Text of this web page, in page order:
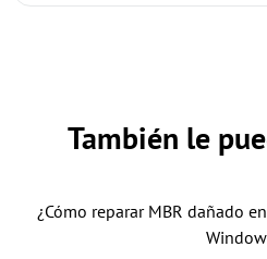
También le
¿Cómo reparar MBR dañado